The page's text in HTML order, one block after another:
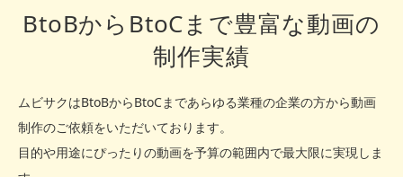
BtoBからBtoCまで豊富な動画の
制作実績
ムビサクはBtoBからBtoCまであらゆる業種の企業の方から動画
制作のご依頼をいただいております。
目的や用途にぴったりの動画を予算の範囲内で最大限に実現しま